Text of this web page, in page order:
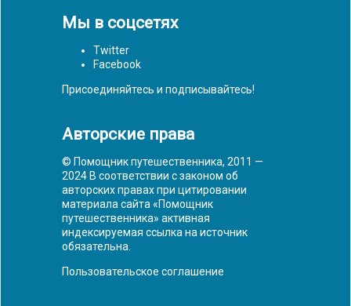
Мы в соцсетях
Twitter
Facebook
Присоединяйтесь и подписывайтесь!
Авторские права
© Помощник путешественника, 2011 —
2024 В соответствии с законом об
авторских правах при цитировании
материала сайта «Помощник
путешественника» активная
индексируемая ссылка на источник
обязательна.
Пользовательское соглашение